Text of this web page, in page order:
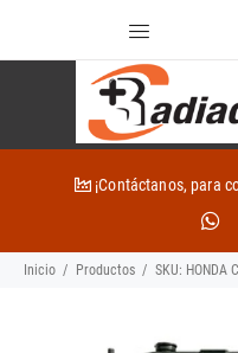
¡Contáctanos, para
Inicio Productos SKU: HONDA